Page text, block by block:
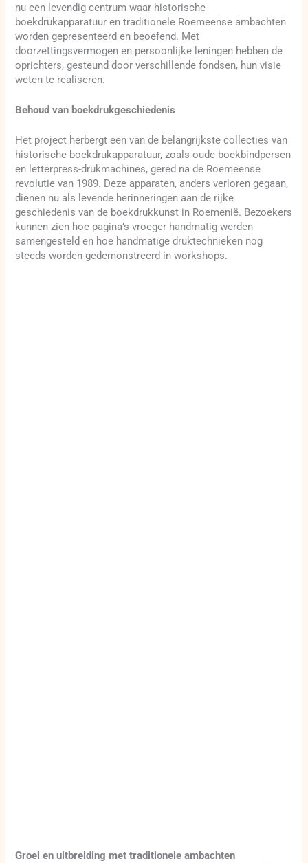
nu een levendig centrum waar historische
boekdrukapparatuur en traditionele Roemeense ambachten
worden gepresenteerd en beoefend. Met
doorzettingsvermogen en persoonlijke leningen hebben de
oprichters, gesteund door verschillende fondsen, hun visie
weten te realiseren.
Behoud van boekdrukgeschiedenis
Het project herbergt een van de belangrijkste collecties van
historische boekdrukapparatuur, zoals oude boekbindpersen
en letterpress-drukmachines, gered na de Roemeense
revolutie van 1989. Deze apparaten, anders verloren gegaan,
dienen nu als levende herinneringen aan de rijke
geschiedenis van de boekdrukkunst in Roemenië. Bezoekers
kunnen zien hoe pagina’s vroeger handmatig werden
samengesteld en hoe handmatige druktechnieken nog
steeds worden gedemonstreerd in workshops.
Groei en uitbreiding met traditionele ambachten